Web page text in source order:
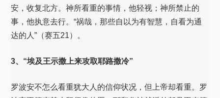
安，收复北方。神所看重的事情，他轻视；神所禁止的
事，他执意去行。“祸哉，那些自以为有智慧，自看为通
达的人”（赛五21）。
3、“埃及王示撒上来攻取耶路撒冷”
罗波安不怎么看重犹大人的信仰状况，但上帝却看重。罗